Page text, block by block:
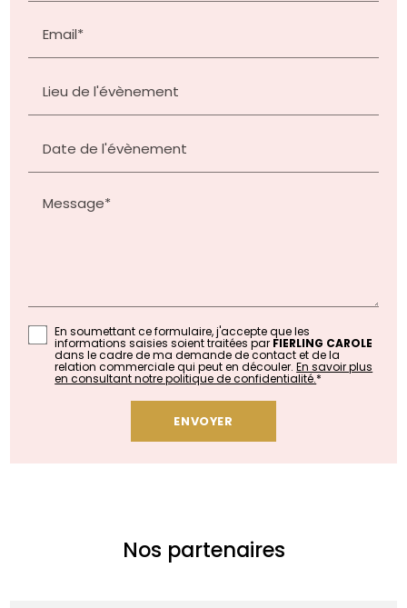
Email*
Lieu de l'évènement
Date de l'évènement
Message*
En soumettant ce formulaire, j'accepte que les
informations saisies soient traitées par FIERLING CAROLE
dans le cadre de ma demande de contact et de la
relation commerciale qui peut en découler.En savoir plus
en consultant notre politique de confidentialité.*
Nos partenaires